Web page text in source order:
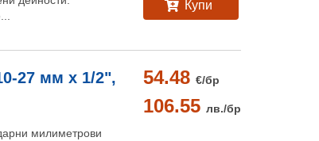
Купи
27 мм х 1/2",
милиметрови
54.48 €/бр
106.55 лв./бр